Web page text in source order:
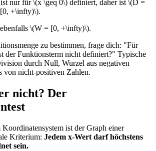
nur für \(x \geq 0\) definiert, daher ist \(D =
+\infty)\).
\(W = [0, +\infty)\).
zu bestimmen, frage dich: "Für
der Funktionsterm nicht definiert?" Typische
durch Null, Wurzel aus negativen
von nicht-positiven Zahlen.
nicht? Der
ist der Graph einer
Kriterium: Jedem x-Wert darf höchstens
sein.